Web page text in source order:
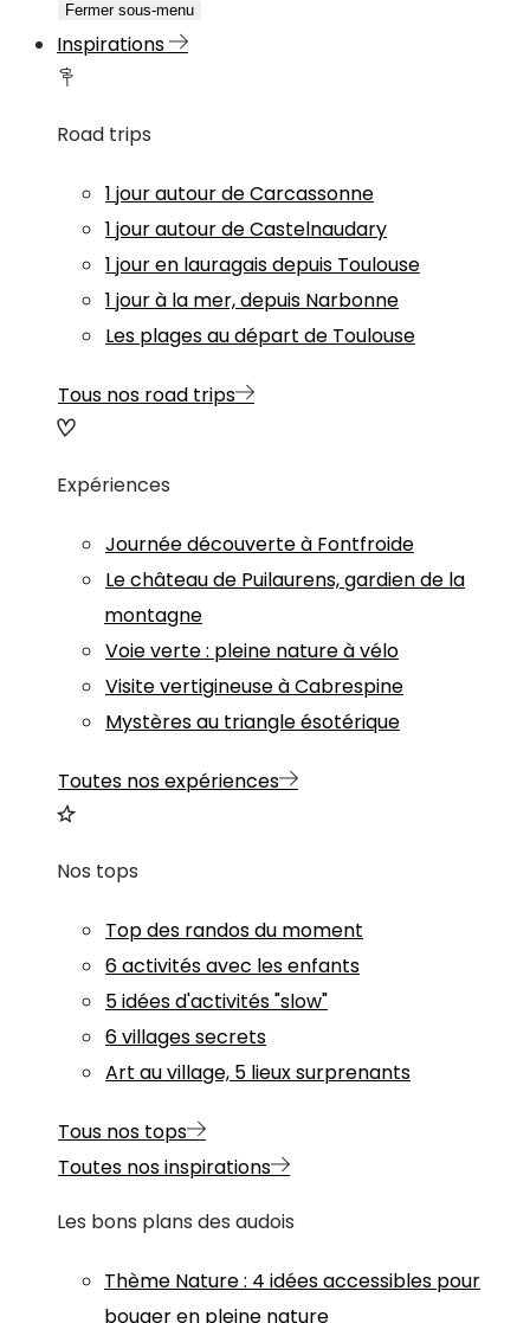
Fermer sous-menu
Inspirations
Road trips
1 jour autour de Carcassonne
1 jour autour de Castelnaudary
1 jour en lauragais depuis Toulouse
1 jour à la mer, depuis Narbonne
Les plages au départ de Toulouse
Tous nos road trips
Expériences
Journée découverte à Fontfroide
Le château de Puilaurens, gardien de la
montagne
Voie verte : pleine nature à vélo
Visite vertigineuse à Cabrespine
Mystères au triangle ésotérique
Toutes nos expériences
Nos tops
Top des randos du moment
6 activités avec les enfants
5 idées d'activités "slow"
6 villages secrets
Art au village, 5 lieux surprenants
Tous nos tops
Toutes nos inspirations
Les bons plans des audois
Thème Nature: 4 idées accessibles pour
bouger en pleine nature